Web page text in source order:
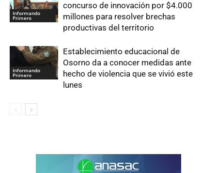
Informando
Primero
concurso de innovación por $4.000
millones para resolver brechas
productivas del territorio
Informando
Primero
Establecimiento educacional de
Osorno da a conocer medidas ante
hecho de violencia que se vivió este
lunes